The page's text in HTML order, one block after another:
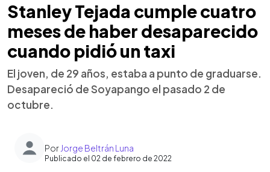
Stanley Tejada cumple cuatro
meses de haber desaparecido
cuando pidió un taxi
El joven, de 29 años, estaba a punto de graduarse.
Desapareció de Soyapango el pasado 2 de
octubre.
Por Jorge Beltrán Luna
Publicado el 02 de febrero de 2022